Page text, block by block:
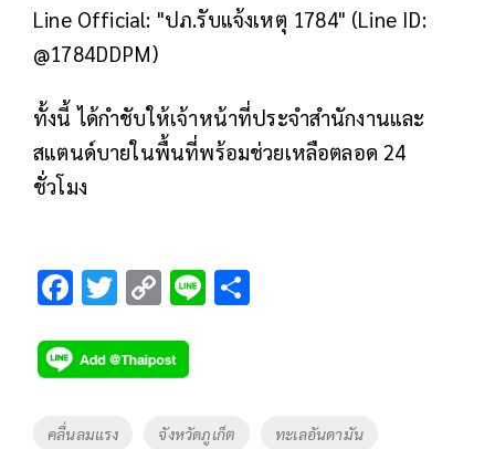
Line Official: "ปภ.รับแจ้งเหตุ 1784" (Line ID:
@1784DDPM)
ทั้งนี้ ได้กำชับให้เจ้าหน้าที่ประจำสำนักงานและ
สแตนด์บายในพื้นที่พร้อมช่วยเหลือตลอด 24
ชั่วโมง
F
e
b
o
T
tt
er
C
p
y
Li
Li
Tags
คลื่นลมแรง จังหวัดภูเก็ต ทะเลอันดามัน